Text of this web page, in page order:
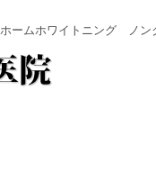
ームホワイトニング ノ